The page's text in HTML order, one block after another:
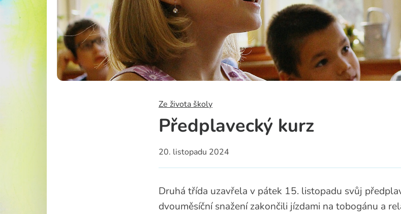
Školní dokumenty
Realizované projekty
Adopce na dálku
Školská rada
Ze života školy
Předplavecký kurz
20. listopadu 2024
Druhá třída uzavřela v pátek 15. listopadu svůj
dvouměsíční snažení zakončili jízdami na tobogánu a